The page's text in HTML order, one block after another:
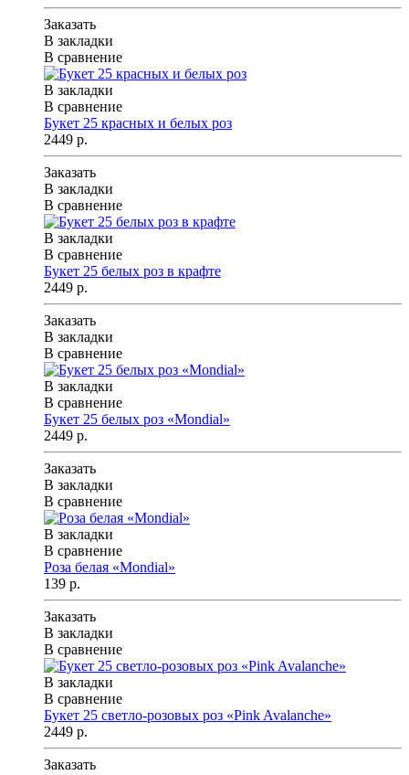
Заказать
В закладки
В сравнение
В закладки
В сравнение
Букет 25 красных и белых роз
2449 р.
Заказать
В закладки
В сравнение
В закладки
В сравнение
Букет 25 белых роз в крафте
2449 р.
Заказать
В закладки
В сравнение
В закладки
В сравнение
Букет 25 белых роз «Mondial»
2449 р.
Заказать
В закладки
В сравнение
В закладки
В сравнение
Роза белая «Mondial»
139 р.
Заказать
В закладки
В сравнение
В закладки
В сравнение
Букет 25 светло-розовых роз «Pink Avalanche»
2449 р.
Заказать